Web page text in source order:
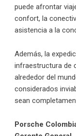
puede afrontar
confort, la
asistencia a la
Además, la
infraestructura de
alrededor del
considerados
sean
Porsche